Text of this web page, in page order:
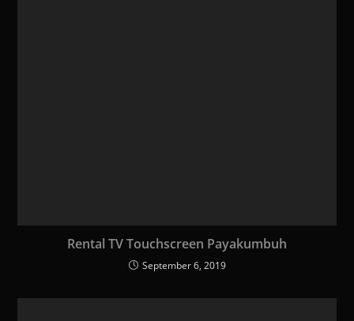
Rental TV Touchscreen Payakumbuh
September 6, 2019